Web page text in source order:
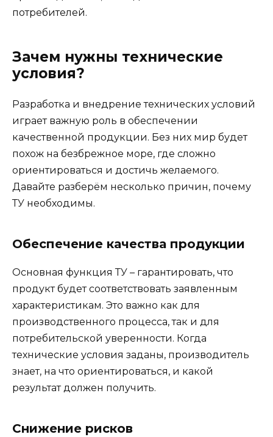
потребителей.
Зачем нужны технические
условия?
Разработка и внедрение технических условий
играет важную роль в обеспечении
качественной продукции. Без них мир будет
похож на безбрежное море, где сложно
ориентироваться и достичь желаемого.
Давайте разберём несколько причин, почему
ТУ необходимы.
Обеспечение качества продукции
Основная функция ТУ – гарантировать, что
продукт будет соответствовать заявленным
характеристикам. Это важно как для
производственного процесса, так и для
потребительской уверенности. Когда
технические условия заданы, производитель
знает, на что ориентироваться, и какой
результат должен получить.
Снижение рисков